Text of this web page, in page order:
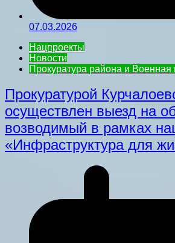
07.03.2026
Нацпроекты
Новости
Прокуратура района и Военная
Прокуратурой
осуществлен выезд на
возводимый в рамках
«Инфраструктура для